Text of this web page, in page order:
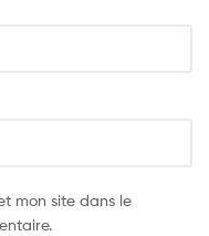
mon site dans le